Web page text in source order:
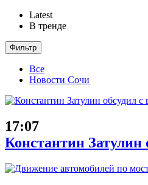
Latest
В тренде
Фильтр
Все
Новости Сочи
17:07
Константин